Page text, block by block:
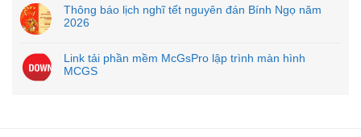
Thông báo lịch nghĩ tết nguyên đán Bính Ngọ năm
2026
Link tải phần mềm McGsPro lập trình màn hình
MCGS